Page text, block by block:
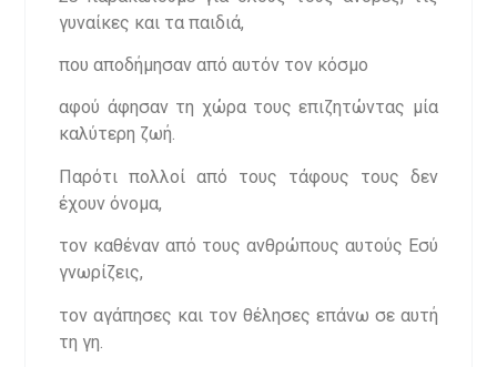
γυναίκες και τα παιδιά,
που αποδήμησαν από αυτόν τον κόσμο
αφού άφησαν τη χώρα τους επιζητώντας μία
καλύτερη ζωή.
Παρότι πολλοί από τους τάφους τους δεν
έχουν όνομα,
τον καθέναν από τους ανθρώπους αυτούς Εσύ
γνωρίζεις,
τον αγάπησες και τον θέλησες επάνω σε αυτή
τη γη.